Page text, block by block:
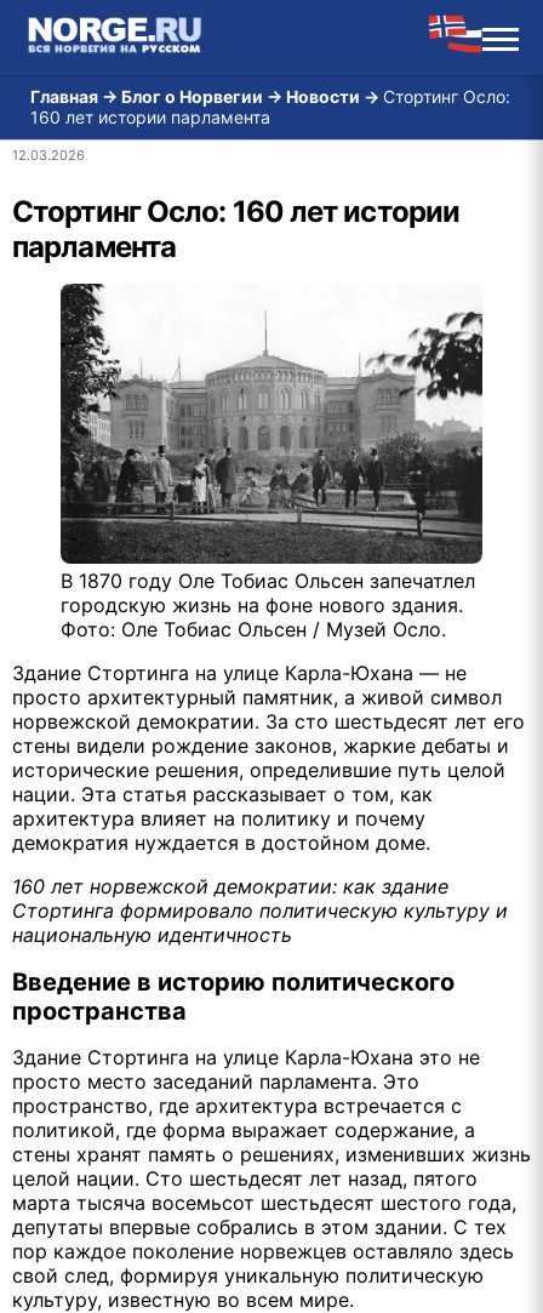
Главная → Блог о Норвегии → Новости → Стортинг Осло:
160 лет истории парламента
12.03.2026
Стортинг Осло: 160 лет истории
парламента
В 1870 году Оле Тобиас Ольсен запечатлел
городскую жизнь на фоне нового здания.
Фото: Оле Тобиас Ольсен / Музей Осло.
Здание Стортинга на улице Карла-Юхана — не
просто архитектурный памятник, а живой символ
норвежской демократии. За сто шестьдесят лет его
стены видели рождение законов, жаркие дебаты и
исторические решения, определившие путь целой
нации. Эта статья рассказывает о том, как
архитектура влияет на политику и почему
демократия нуждается в достойном доме.
160 лет норвежской демократии: как здание
Стортинга формировало политическую культуру и
национальную идентичность
Введение в историю политического
пространства
Здание Стортинга на улице Карла-Юхана это не
просто место заседаний парламента. Это
пространство, где архитектура встречается с
политикой, где форма выражает содержание, а
стены хранят память о решениях, изменивших жизнь
целой нации. Сто шестьдесят лет назад, пятого
марта тысяча восемьсот шестьдесят шестого года,
депутаты впервые собрались в этом здании. С тех
пор каждое поколение норвежцев оставляло здесь
свой след, формируя уникальную политическую
культуру, известную во всем мире.